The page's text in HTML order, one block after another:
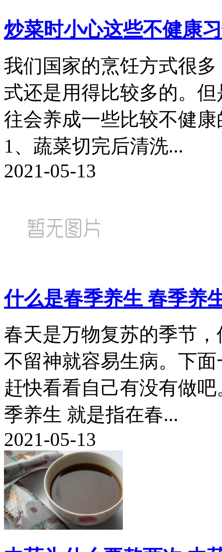
炒菜时小心这些不健康
我们国家的烹饪方式很
式还是用得比较多的。
往会养成一些比较不健
1、蔬菜切完后清洗...
2021-05-13
什么是春季养生 春季养
春天是万物复苏的季节
不留神就容易生病。下
赶快看看自己有没有做
季养生 就是指在春...
2021-05-13